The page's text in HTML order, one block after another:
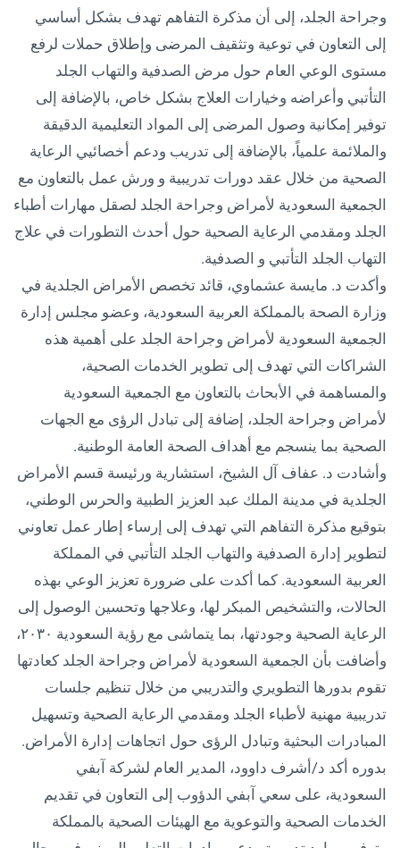
وجراحة الجلد، إلى أن مذكرة التفاهم تهدف بشكل أساسي
إلى التعاون في توعية وتثقيف المرضى وإطلاق حملات لرفع
مستوى الوعي العام حول مرض الصدفية والتهاب الجلد
التأتبي وأعراضه وخيارات العلاج بشكل خاص، بالإضافة إلى
توفير إمكانية وصول المرضى إلى المواد التعليمية الدقيقة
والملائمة علمياً، بالإضافة إلى تدريب ودعم أخصائيي الرعاية
الصحية من خلال عقد دورات تدريبية و ورش عمل بالتعاون مع
الجمعية السعودية لأمراض وجراحة الجلد لصقل مهارات أطباء
الجلد ومقدمي الرعاية الصحية حول أحدث التطورات في علاج
التهاب الجلد التأتبي و الصدفية.
وأكدت د. مايسة عشماوي، قائد تخصص الأمراض الجلدية في
وزارة الصحة بالمملكة العربية السعودية، وعضو مجلس إدارة
الجمعية السعودية لأمراض وجراحة الجلد على أهمية هذه
الشراكات التي تهدف إلى تطوير الخدمات الصحية،
والمساهمة في الأبحاث بالتعاون مع الجمعية السعودية
لأمراض وجراحة الجلد، إضافة إلى تبادل الرؤى مع الجهات
الصحية بما ينسجم مع أهداف الصحة العامة الوطنية.
وأشادت د. عفاف آل الشيخ، استشارية ورئيسة قسم الأمراض
الجلدية في مدينة الملك عبد العزيز الطبية والحرس الوطني،
بتوقيع مذكرة التفاهم التي تهدف إلى إرساء إطار عمل تعاوني
لتطوير إدارة الصدفية والتهاب الجلد التأتبي في المملكة
العربية السعودية. كما أكدت على ضرورة تعزيز الوعي بهذه
الحالات، والتشخيص المبكر لها، وعلاجها وتحسين الوصول إلى
الرعاية الصحية وجودتها، بما يتماشى مع رؤية السعودية ٢٠٣٠،
وأضافت بأن الجمعية السعودية لأمراض وجراحة الجلد كعادتها
تقوم بدورها التطويري والتدريبي من خلال تنظيم جلسات
تدريبية مهنية لأطباء الجلد ومقدمي الرعاية الصحية وتسهيل
المبادرات البحثية وتبادل الرؤى حول اتجاهات إدارة الأمراض.
بدوره أكد د/أشرف داوود، المدير العام لشركة آبفي
السعودية، على سعي آبفي الدؤوب إلى التعاون في تقديم
الخدمات الصحية والتوعوية مع الهيئات الصحية بالمملكة